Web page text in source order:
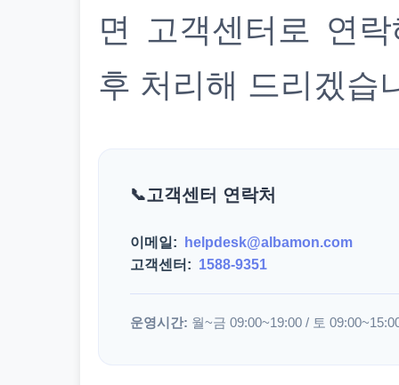
면 고객센터로 연
후 처리해 드리겠습
고객센터 연락처
이메일:
helpdesk@albamon.com
고객센터: 1588-9351
운영시간: 월~금 09:00~19:00 / 토